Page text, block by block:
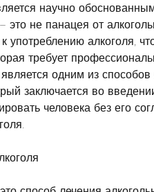
научно
это не панацея от
употреблению алкоголя,
требует
одним из способов
заключается во
человека без его